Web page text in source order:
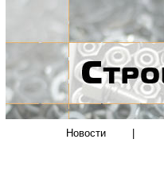
Новости